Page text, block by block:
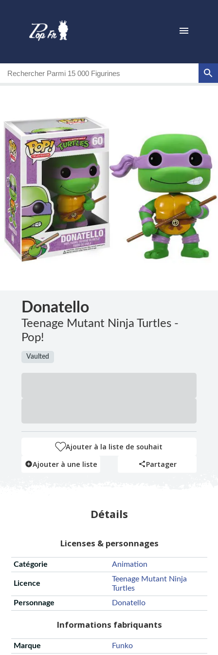
Donatello
Teenage Mutant Ninja Turtles -
Pop!
Vaulted
Ajouter à la liste de souhait
Ajouter à une liste
Partager
Détails
Licenses & personnages
Catégorie Animation
Licence
Teenage Mutant Ninja
Turtles
Personnage
Donatello
Informations fabriquants
Marque Funko